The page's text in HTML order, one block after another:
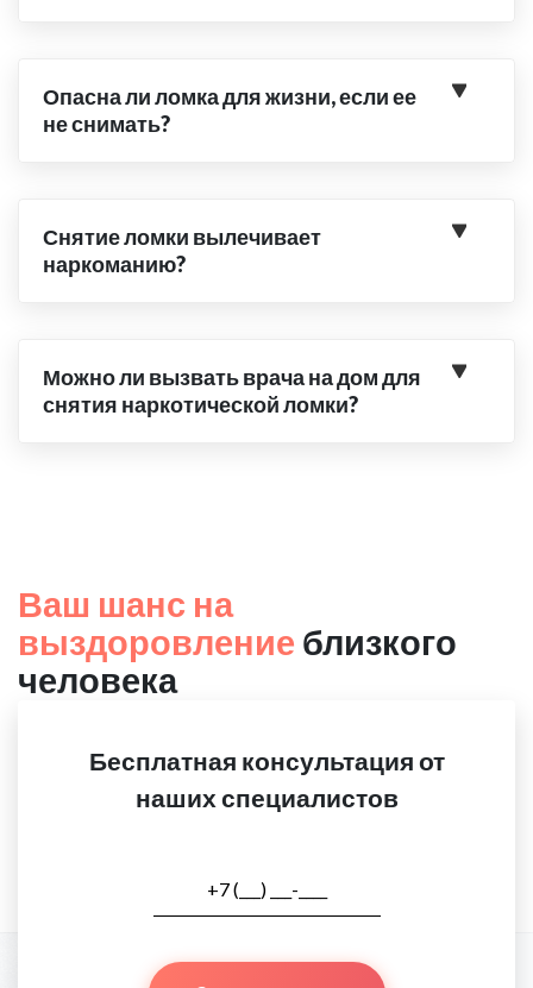
Опасна ли ломка для жизни, если ее
не снимать?
Снятие ломки вылечивает
наркоманию?
Можно ли вызвать врача на дом для
снятия наркотической ломки?
Ваш шанс на
выздоровление близкого
человека
Бесплатная консультация от
наших специалистов